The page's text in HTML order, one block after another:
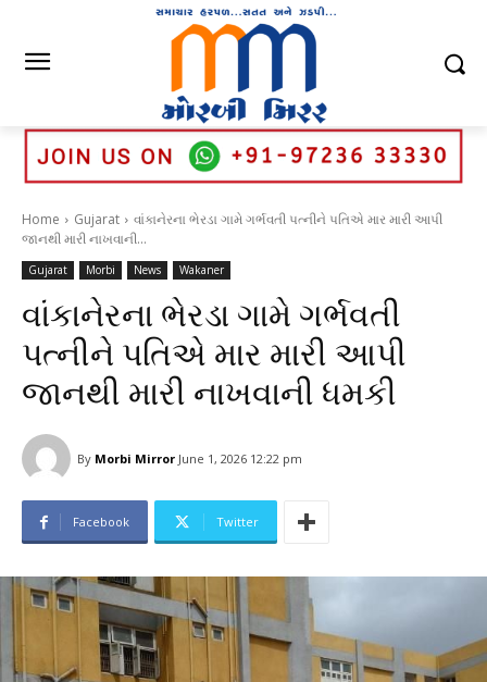
Home Gujarat
વાંકાનેરના ભેરડા ગામે ગર્ભવતી પત્નીને પતિએ માર મારી આપી
જાનથી મારી નાખવાની...
Gujarat Morbi News Wakaner
વાંકાનેરના ભેરડા ગામે ગર્ભવતી
પત્નીને પતિએ માર મારી આપી
જાનથી મારી નાખવાની ધમકી
By Morbi Mirror June 1, 2026 12:22 pm
Facebook Twitter